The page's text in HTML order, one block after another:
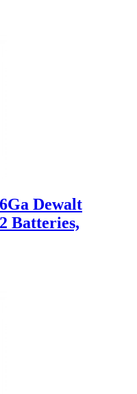
Dewalt
Batteries,